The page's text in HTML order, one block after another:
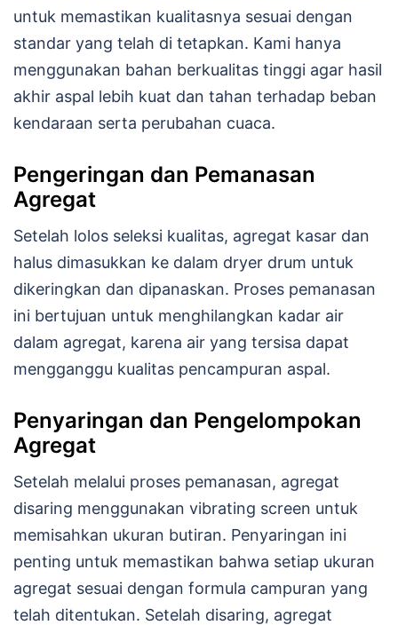
untuk memastikan kualitasnya sesuai dengan
standar yang telah di tetapkan. Kami hanya
menggunakan bahan berkualitas tinggi agar hasil
akhir aspal lebih kuat dan tahan terhadap beban
kendaraan serta perubahan cuaca.
Pengeringan dan Pemanasan
Agregat
Setelah lolos seleksi kualitas, agregat kasar dan
halus dimasukkan ke dalam dryer drum untuk
dikeringkan dan dipanaskan. Proses pemanasan
ini bertujuan untuk menghilangkan kadar air
dalam agregat, karena air yang tersisa dapat
mengganggu kualitas pencampuran aspal.
Penyaringan dan Pengelompokan
Agregat
Setelah melalui proses pemanasan, agregat
disaring menggunakan vibrating screen untuk
memisahkan ukuran butiran. Penyaringan ini
penting untuk memastikan bahwa setiap ukuran
agregat sesuai dengan formula campuran yang
telah ditentukan. Setelah disaring, agregat